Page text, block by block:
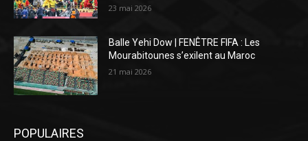
23 mai 2026
Balle Yehi Dow | FENÊTRE FIFA : Les
Mourabitounes s’exilent au Maroc
21 mai 2026
POPULAIRES